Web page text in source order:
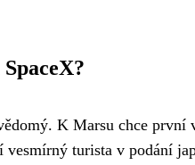
K Marsu chce
turista v podání